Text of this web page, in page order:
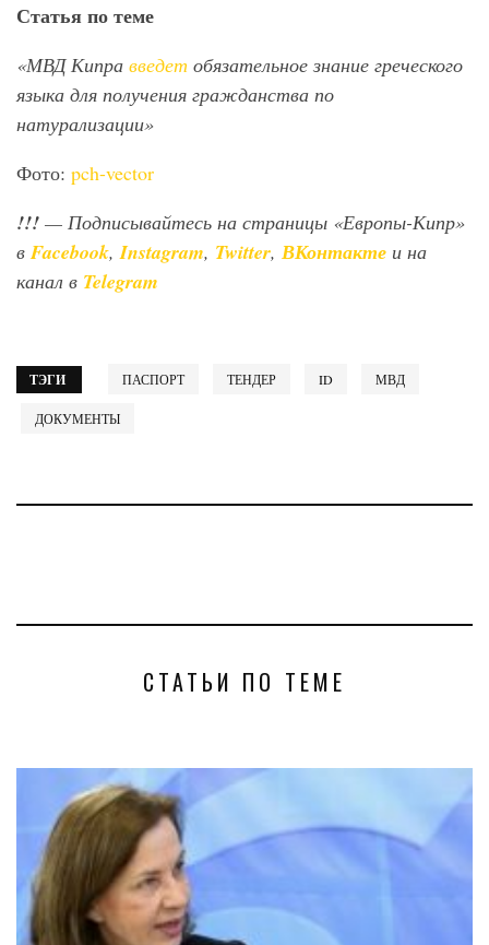
Статья по теме
«МВД Кипра введет обязательное знание греческого
языка для получения гражданства по
натурализации»
Фото: pch-vector
!!! — Подписывайтесь на страницы «Европы-Кипр»
вFacebook,Instagram, Twitter, ВКонтакте и на
канал в Telegram
ТЭГИ ПАСПОРТ ТЕНДЕР ID МВД
ДОКУМЕНТЫ
СТАТЬИ ПО ТЕМЕ